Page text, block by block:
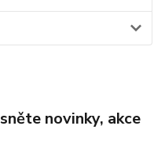
novinky, akce